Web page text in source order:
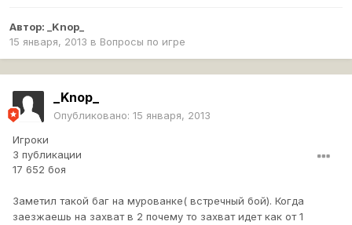
Автор:
_Knop_
15 января, 2013 в Вопросы по игре
_Knop_
Опубликовано: 15 января, 2013
Игроки
3 публикации
17 652 боя
Заметил такой баг на мурованке( встречный бой). Когда
заезжаешь на захват в 2 почему то захват идет как от 1